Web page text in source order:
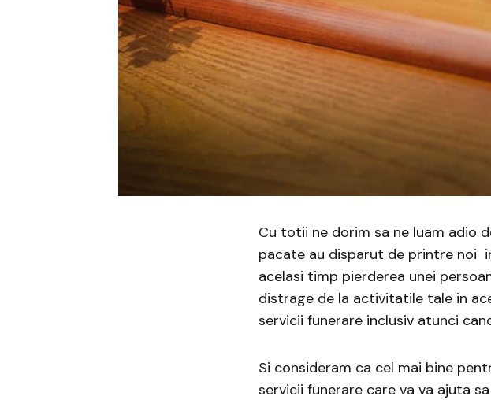
Cu totii ne dorim sa ne luam adio
pacate au disparut de printre noi
acelasi timp pierderea unei
distrage de la activitatile tale in
servicii funerare inclusiv atunci
Si consideram ca cel mai bine
servicii funerare care va va ajuta